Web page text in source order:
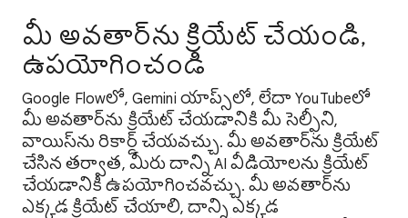
మీ అవతార్‌ను క్రియేట్ చేయండి,
ఉపయోగించండి
Google Flowలో, Gemini యాప్స్‌లో, లేదా YouTubeలో
మీ అవతార్‌ను క్రియేట్ చేయడానికి మీ సెల్ఫీని,
వాయిస్‌ను రికార్డ్ చేయవచ్చు. మీ అవతార్‌ను క్రియేట్
చేసిన తర్వాత, మీరు దాన్ని AI వీడియోలను క్రియేట్
చేయడానికి ఉపయోగించవచ్చు. మీ అవతార్‌ను
ఎక్కడ క్రియేట్ చేయాలి, దాన్ని ఎక్కడ